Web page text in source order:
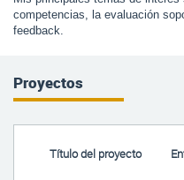
competencias, la evaluación
feedback.
Proyectos
Título del proyecto